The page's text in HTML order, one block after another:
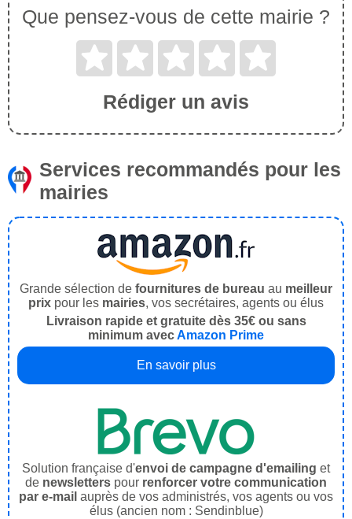
Que pensez-vous de cette mairie ?
Rédiger un avis
Services recommandés pour les
mairies
Grande sélection de fournitures de bureau au meilleur
prix pour les mairies, vos secrétaires, agents ou élus
Livraison rapide et gratuite dès 35€ ou sans
minimum avecAmazon Prime
En savoir plus
Solution française d'envoi de campagne d'emailing et
de newsletters pour renforcer votre communication
par e-mail auprès de vos administrés, vos agents ou vos
élus (ancien nom : Sendinblue)